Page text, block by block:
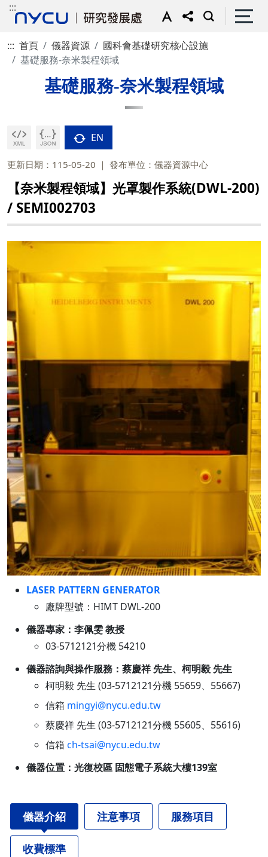
:::
::: 首頁 儀器資源
國科會基礎研究核心設施
基礎服務-奈米製程領域
基礎服務-奈米製程領域
EN
更新日期：115-05-20 發布單位：儀器資源中心
【奈米製程領域】光罩製作系統(DWL-200)
/ SEMI002703
LASER PATTERN GENERATOR
廠牌型號：HIMT DWL-200
儀器專家：李佩雯 教授
03-5712121分機 54210
儀器諮詢與操作服務：蔡慶祥 先生、柯明毅 先生
柯明毅 先生 (03-5712121分機 55659、55667)
信箱 mingyi@nycu.edu.tw
蔡慶祥 先生 (03-5712121分機 55605、55616)
信箱 ch-tsai@nycu.edu.tw
儀器位置：光復校區 固態電子系統大樓139室
儀器介紹 注意事項 服務項目
收費標準